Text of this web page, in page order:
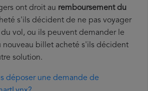
ont droit au remboursement du
s'ils décident de ne pas voyager
vol, ou ils peuvent demander le
nouveau billet acheté s'ils décident
solution.
déposer une demande de